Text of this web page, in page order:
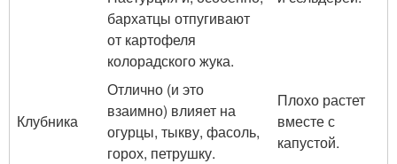
бархатцы отпугивают
от картофеля
колорадского жука.
Клубника
Отлично (и это
взаимно) влияет на
огурцы, тыкву, фасоль,
горох, петрушку.
Плохо растет
вместе с
капустой.